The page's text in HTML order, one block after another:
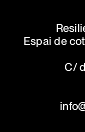
Espai de
C/